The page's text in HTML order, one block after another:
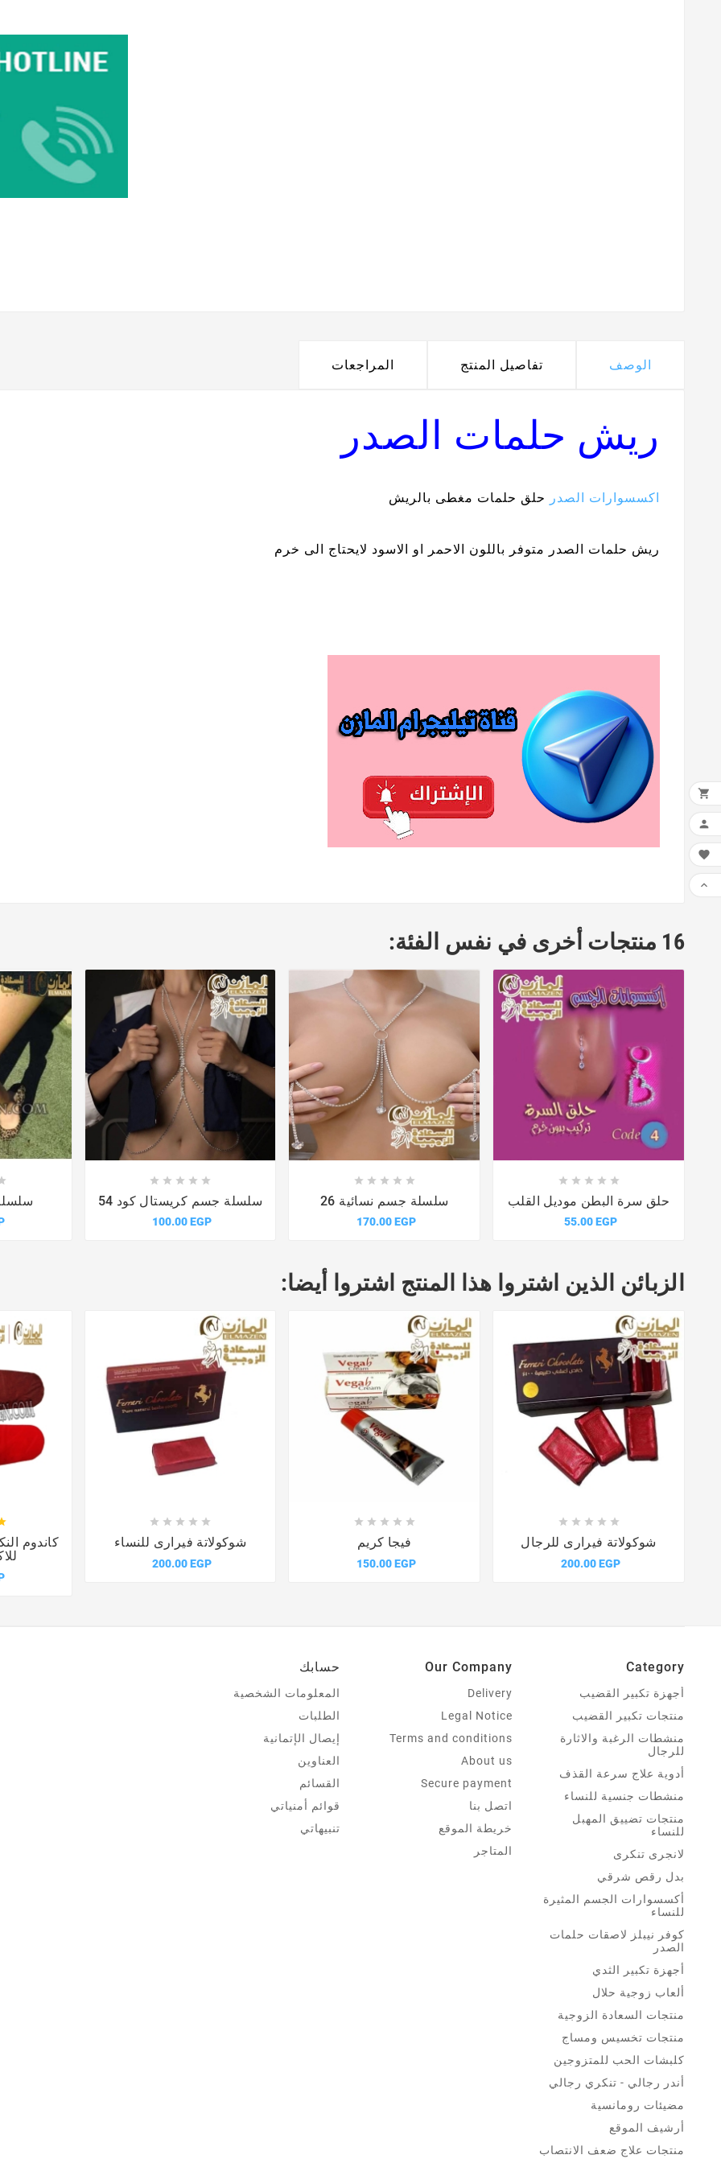
الوصف تفاصيل المنتج المراجعات
ريش حلمات الصدر
اكسسوارات الصدر حلق حلمات مغطى بالريش
ريش حلمات الصدر متوفر باللون الاحمر او الاسود لايحتاج الى خرم
16 منتجات أخرى في نفس الفئة:
 
    
سلسلة جسم كريستال كود 54
100.00 EGP
 
    
سلسلة جسم نسائية 26
170.00 EGP
 
    
حلق سرة البطن موديل القلب
55.00 EGP
الزبائن الذين اشتروا هذا المنتج اشتروا أيضا:

كاندوم
  
    
شوكولاتة فيرارى للنساء
200.00 EGP

    
فيجا كريم
150.00 EGP
  
    
شوكولاتة فيرارى للرجال
200.00 EGP
Category
أجهزة تكبير القضيب
منتجات تكبير القضيب
منشطات الرغبة والاثارة
للرجال
أدوية علاج سرعة القذف
منشطات جنسية للنساء
منتجات تضييق المهبل
للنساء
لانجرى تنكرى
بدل رقص شرقي
أكسسوارات الجسم المثيرة
للنساء
كوفر نيبلز لاصقات حلمات
الصدر
أجهزة تكبير الثدي
ألعاب زوجية حلال
منتجات السعادة الزوجية
منتجات تخسيس ومساج
كلبشات الحب للمتزوجين
أندر رجالي - تنكري رجالي
مضيئات رومانسية
أرشيف الموقع
منتجات علاج ضعف الانتصاب
Our Company
Delivery
Legal Notice
Terms and conditions
About us
Secure payment
اتصل بنا
خريطة الموقع
المتاجر
حسابك
المعلومات الشخصية
الطلبات
إيصال الإتمانية
العناوين
القسائم
قوائم أمنياتي
تنبيهاتي



